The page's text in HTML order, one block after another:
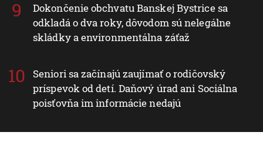
Dokončenie obchvatu Banskej Bystrice sa
odkladá o dva roky, dôvodom sú nelegálne
skládky a environmentálna záťaž
Seniori sa začínajú zaujímať o rodičovský
príspevok od detí. Daňový úrad ani Sociálna
poisťovňa im informácie nedajú